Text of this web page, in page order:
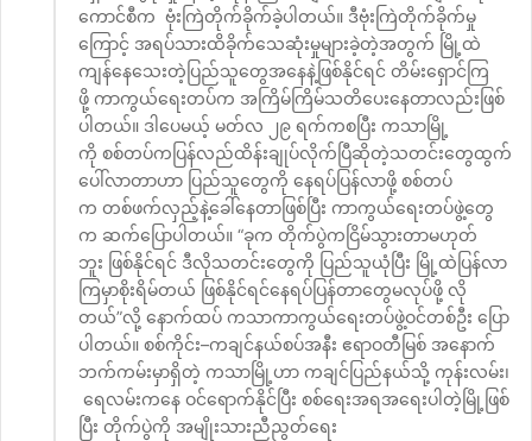
ကောင်စီက ဗုံးကြဲတိုက်ခိုက်ခဲ့ပါတယ်။ ဒီဗုံးကြဲတိုက်ခိုက်မှု
ကြောင့် အရပ်သားထိခိုက်သေဆုံးမှုများခဲ့တဲ့အတွက် မြို့ထဲ
ကျန်နေသေးတဲ့ပြည်သူတွေအနေနဲ့ဖြစ်နိုင်ရင် တိမ်းရှောင်ကြ
ဖို့ ကာကွယ်ရေးတပ်က အကြိမ်ကြိမ်သတိပေးနေတာလည်းဖြစ်
ပါတယ်။ ဒါပေမယ့် မတ်လ ၂၉ ရက်ကစပြီး ကသာမြို့
ကို စစ်တပ်ကပြန်လည်ထိန်းချုပ်လိုက်ပြီဆိုတဲ့သတင်းတွေထွက်
ပေါ်လာတာဟာ ပြည်သူတွေကို နေရပ်ပြန်လာဖို့ စစ်တပ်
က တစ်ဖက်လှည့်နဲ့ခေါ်နေတာဖြစ်ပြီး ကာကွယ်ရေးတပ်ဖွဲ့တွေ
က ဆက်ပြောပါတယ်။ “ခုက တိုက်ပွဲကငြိမ်သွားတာမဟုတ်
ဘူး ဖြစ်နိုင်ရင် ဒီလိုသတင်းတွေကို ပြည်သူယုံပြီး မြို့ထဲပြန်လာ
ကြမှာစိုးရိမ်တယ် ဖြစ်နိုင်ရင်နေရပ်ပြန်တာတွေမလုပ်ဖို့ လို
တယ်”လို့ နောက်ထပ် ကသာကာကွယ်ရေးတပ်ဖွဲ့ဝင်တစ်ဦး ပြော
ပါတယ်။ စစ်ကိုင်း–ကချင်နယ်စပ်အနီး ဧရာဝတီမြစ် အနောက်
ဘက်ကမ်းမှာရှိတဲ့ ကသာမြို့ဟာ ကချင်ပြည်နယ်သို့ ကုန်းလမ်း၊
ရေလမ်းကနေ ဝင်ရောက်နိုင်ပြီး စစ်ရေးအရအရေးပါတဲ့မြို့ဖြစ်
ပြီး တိုက်ပွဲကို အမျိုးသားညီညွတ်ရေး